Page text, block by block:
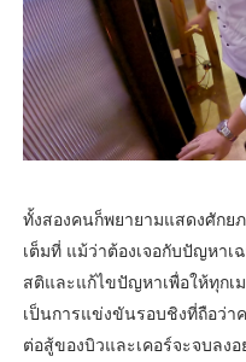
ทั้งสองคนก็พยายามแสดงศักย
เต็มที่ แม้ว่าต้องเจอกับปัญหา
สติและแก้ไขปัญหาเพื่อให้ทุกเ
เป็นการแข่งขันรอบชิงที่ถือว่า
ต่อสู้ของบิวและเคอร์จะจบลง